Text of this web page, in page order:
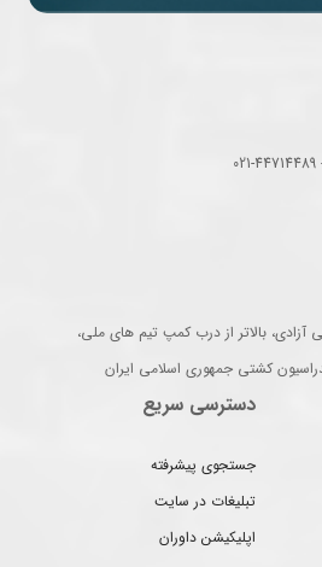
آزادی، بالاتر از درب کمپ تیم های ملی،
کشتی جمهوری اسلامی ایران
دسترسی سریع
جستجوی پیشرفته
تبلیغات در سایت
اپلیکیشن داوران